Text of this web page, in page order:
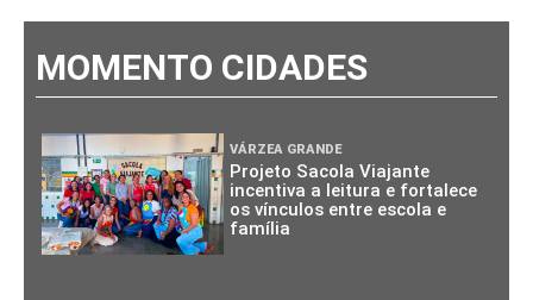
MOMENTO CIDADES
VÁRZEA GRANDE
Projeto Sacola Viajante
incentiva a leitura e fortalece
os vínculos entre escola e
família